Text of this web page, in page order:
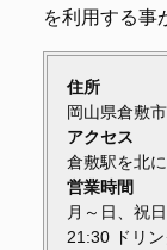
を利用する事
住所
岡山県倉敷
アクセス
倉敷駅を北
営業時間
月～日、祝
21:30 ドリン